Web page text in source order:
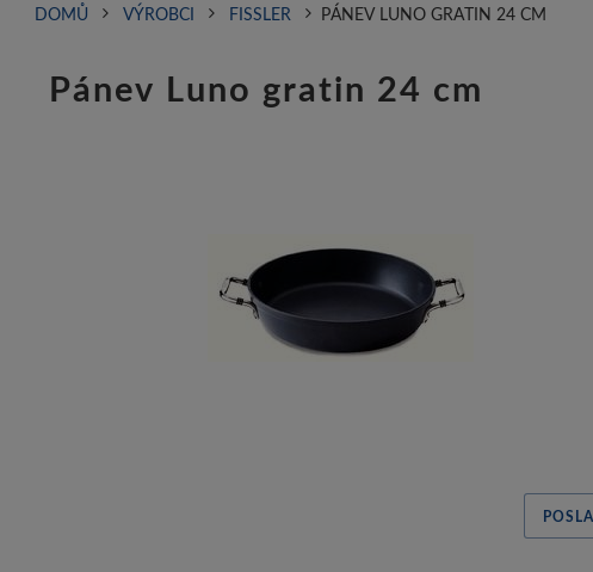
DOMŮ VÝROBCI FISSLER PÁNEV LUNO GRATIN 24 CM
Pánev Luno gratin 24 cm